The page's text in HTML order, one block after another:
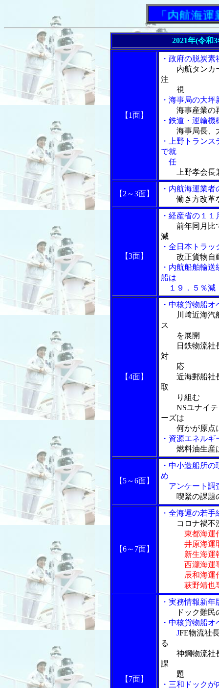
「内航海運新
2021年(令和
【1面】
・政府の脱炭
内航タンカ
注
視
・海事局の大
海事産業の
・鉄道・運輸
海事局長、
・上野トラン
で就
任
上野孝会
【2～3面】
・内航海運業
働き方改革
【3面】
・経産省の１
前年同月比
減
・全日本トラ
改正貨物自
・内航船舶輸
船は
１９．５％減
【4面】
・中核貨物船
川﨑近海
ス
を展開
日鉄物流社長
対
応
近海郵船社長
取
り組む
NSユナイテ
ーズは
何かが原点
・資源エネル
燃料油生産
【5～6面】
・中小造船所
め
アンケート調
喫緊の課題
【6～7面】
・全海運の若
コロナ禍不
東都海運
井原海運取
新生海運執
西瀧海運専
辰和海運代
萩野靖也専
【7面】
・実務情報新
ドック難
・中核貨物船
JFE物流社
る
神鋼物流社長
課
題
・三和ドック